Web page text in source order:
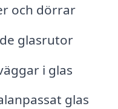
och dörrar
glasrutor
i glas
glas